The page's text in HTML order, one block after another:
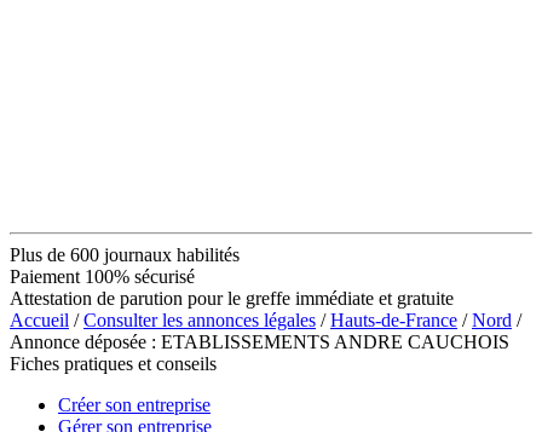
Plus de 600 journaux habilités
Paiement 100% sécurisé
Attestation de parution pour le greffe immédiate et gratuite
Accueil /Consulter les annonces légales /Hauts-de-France /Nord /
Annonce déposée : ETABLISSEMENTS ANDRE CAUCHOIS
Fiches pratiques et conseils
Créer son entreprise
Gérer son entreprise